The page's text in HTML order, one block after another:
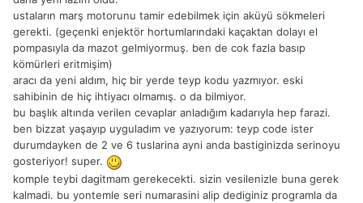
ustaların marş motorunu tamir edebilmek için aküyü sökmeleri
gerekti. (geçenki enjektör hortumlarındaki kaçaktan dolayı el
pompasıyla da mazot gelmiyormuş. ben de cok fazla basıp
kömürleri eritmişim)
aracı da yeni aldım, hiç bir yerde teyp kodu yazmıyor. eski
sahibinin de hiç ihtiyacı olmamış. o da bilmiyor.
bu başlık altında verilen cevaplar anladığım kadarıyla hep farazi.
ben bizzat yaşayıp uyguladım ve yazıyorum: teyp code ister
durumdayken de 2 ve 6 tuslarina ayni anda bastiginizda serinoyu
gosteriyor! super.
komple teybi dagitmam gerekecekti. sizin vesilenizle buna gerek
kalmadi. bu yontemle seri numarasini alip dediginiz programla da